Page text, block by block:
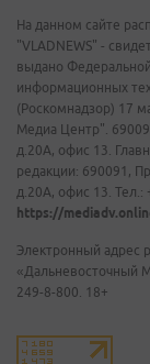
На данном сайте
"VLADNEWS" -
выдано
информационных
(Роскомнадзор) 17
Медиа Центр".
д.20А, офис 13.
редакции: 690091,
д.20А, офис 13. Тел.:
https://
Электронный адрес
«Дальневосточный
249-8-800. 18+